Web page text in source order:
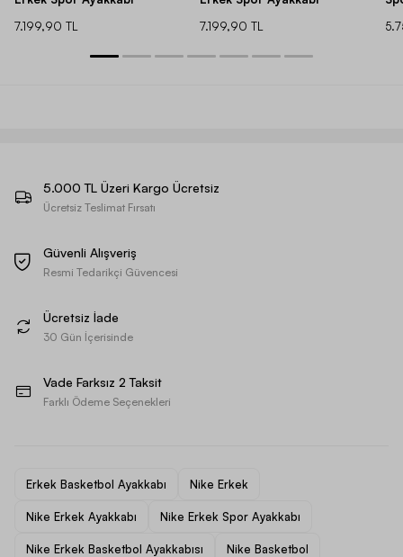
7.199,90 TL
7.199,90 TL
5.000 TL Üzeri Kargo Ücretsiz
Ücretsiz Teslimat Fırsatı
Güvenli Alışveriş
Resmi Tedarikçi Güvencesi
Ücretsiz İade
30 Gün İçerisinde
Vade Farksız 2 Taksit
Farklı Ödeme Seçenekleri
Erkek Basketbol Ayakkabı Nike Erkek
Nike Erkek Ayakkabı Nike Erkek Spor Ayakkabı
Nike Erkek Basketbol Ayakkabısı Nike Basketbol